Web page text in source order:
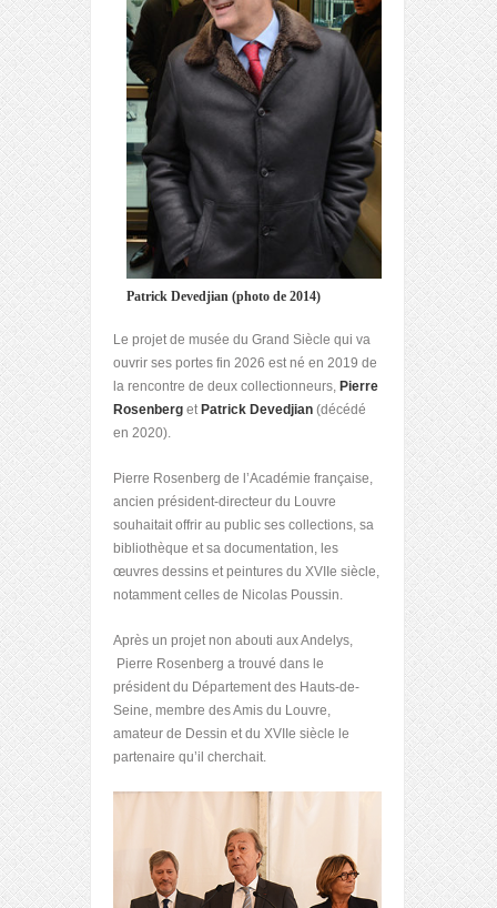
Patrick Devedjian (photo de 2014)
Le projet de musée du Grand Siècle qui va
ouvrir ses portes fin 2026 est né en 2019 de
la rencontre de deux collectionneurs, Pierre
Rosenberg et Patrick Devedjian (décédé
en 2020).
Pierre Rosenberg de l’Académie française,
ancien président-directeur du Louvre
souhaitait offrir au public ses collections, sa
bibliothèque et sa documentation, les
œuvres dessins et peintures du XVIIe siècle,
notamment celles de Nicolas Poussin.
Après un projet non abouti aux Andelys,
Pierre Rosenberg a trouvé dans le
président du Département des Hauts-de-
Seine, membre des Amis du Louvre,
amateur de Dessin et du XVIIe siècle le
partenaire qu’il cherchait.